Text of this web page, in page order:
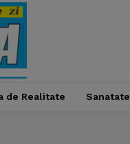
de Realitate Sanatate